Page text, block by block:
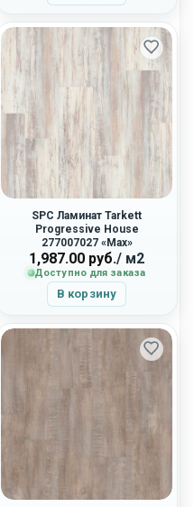
SPC Ламинат Tarkett
Progressive House
277007027 «Max»
1,987.00 руб./ м2
Доступно для заказа
В корзину